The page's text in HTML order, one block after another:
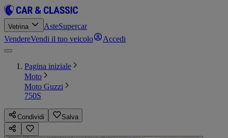
Vetrina AsteSupercar
VendereVendi il tuo veicolo Accedi
Pagina iniziale
Moto
Moto Guzzi
750S
Condividi Salva